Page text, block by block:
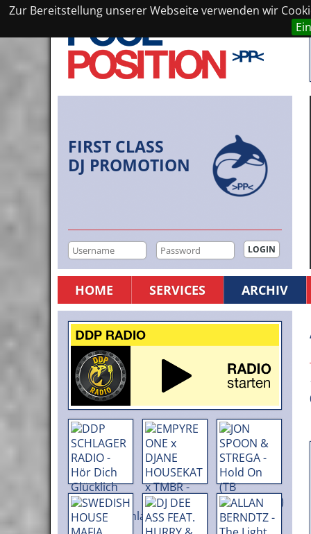
Zur Bereitstellung unserer Webseite verwenden wir
FIRST CLASS
DJ PROMOTION
HOME SERVICES ARCHIV